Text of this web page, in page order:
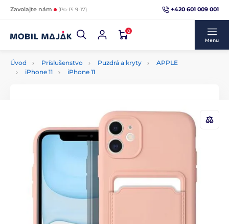
Zavolajte nám (Po-Pi 9-17) +420 601 009 001
0
Menu
Úvod Príslušenstvo Puzdrá a kryty
APPLE
iPhone 11
iPhone 11